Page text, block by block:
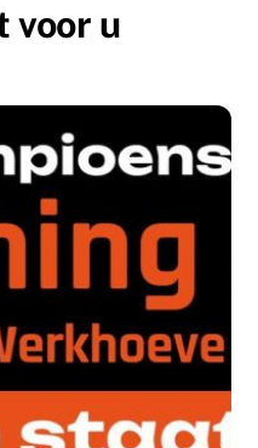
voor u